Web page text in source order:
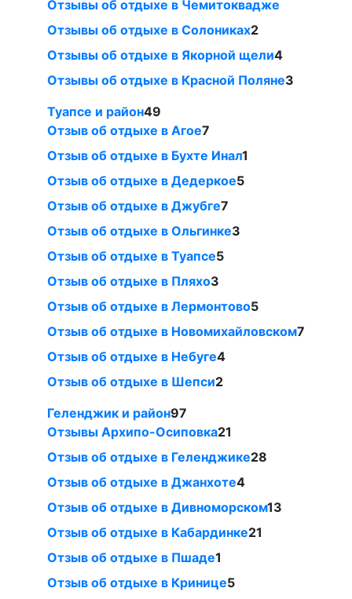
Отзывы об отдыхе в Чемитоквадже
Отзывы об отдыхе в Солониках2
Отзывы об отдыхе в Якорной щели4
Отзывы об отдыхе в Красной Поляне3
Туапсе и район49
Отзыв об отдыхе в Агое7
Отзыв об отдыхе в Бухте Инал1
Отзыв об отдыхе в Дедеркое5
Отзыв об отдыхе в Джубге7
Отзыв об отдыхе в Ольгинке3
Отзыв об отдыхе в Туапсе5
Отзыв об отдыхе в Пляхо3
Отзыв об отдыхе в Лермонтово5
Отзыв об отдыхе в Новомихайловском7
Отзыв об отдыхе в Небуге4
Отзыв об отдыхе в Шепси2
Геленджик и район97
Отзывы Архипо-Осиповка21
Отзыв об отдыхе в Геленджике28
Отзыв об отдыхе в Джанхоте4
Отзыв об отдыхе в Дивноморском13
Отзыв об отдыхе в Кабардинке21
Отзыв об отдыхе в Пшаде1
Отзыв об отдыхе в Кринице5